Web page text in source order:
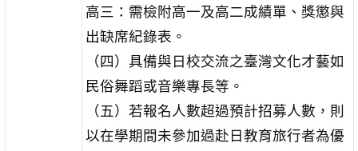
高三：需檢附高一及高二成績單、獎懲與
出缺席紀錄表。
（四）具備與日校交流之臺灣文化才藝如
民俗舞蹈或音樂專長等。
（五）若報名人數超過預計招募人數，則
以在學期間未參加過赴日教育旅行者為優